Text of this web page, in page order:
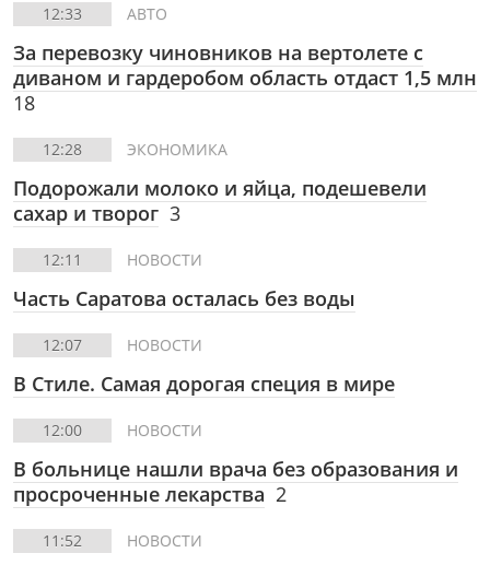
12:33 АВТО
За перевозку чиновников на вертолете с
диваном и гардеробом область отдаст 1,5 млн
18
12:28 ЭКОНОМИКА
Подорожали молоко и яйца, подешевели
сахар и творог 3
12:11 НОВОСТИ
Часть Саратова осталась без воды
12:07 НОВОСТИ
В Стиле. Cамая дорогая специя в мире
12:00 НОВОСТИ
В больнице нашли врача без образования и
просроченные лекарства 2
11:52 НОВОСТИ